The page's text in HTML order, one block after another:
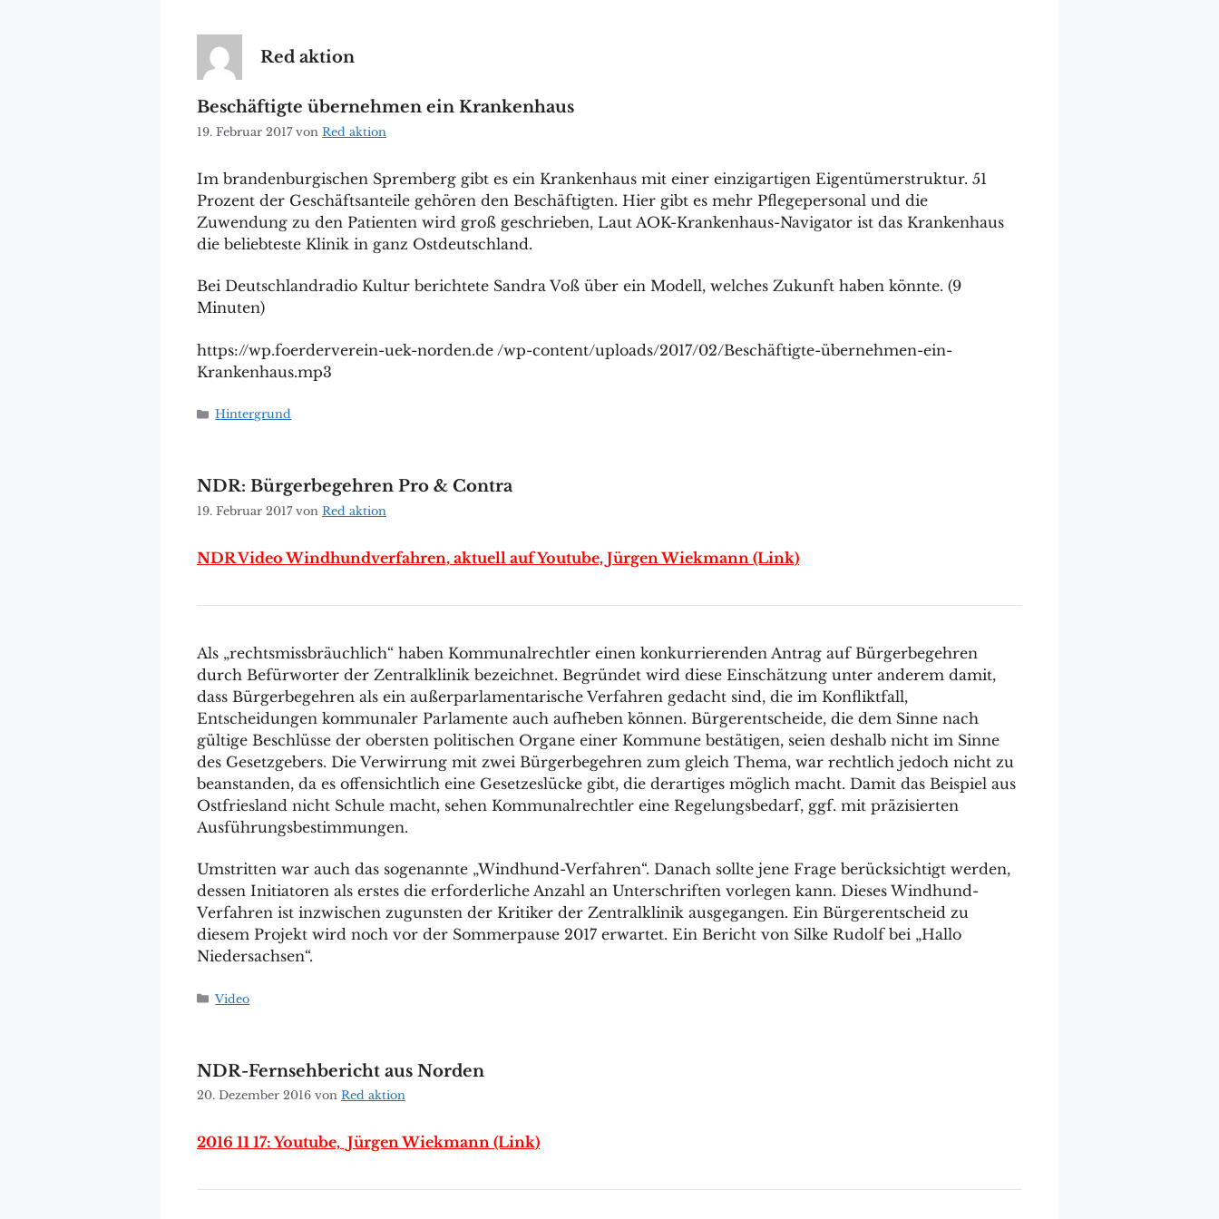
Red aktion
Beschäftigte übernehmen ein Krankenhaus
19. Februar 2017 von Red aktion
Im brandenburgischen Spremberg gibt es ein Krankenhaus mit einer einzigartigen Eigentümerstruktur. 51
Prozent der Geschäftsanteile gehören den Beschäftigten. Hier gibt es mehr Pflegepersonal und die
Zuwendung zu den Patienten wird groß geschrieben, Laut AOK-Krankenhaus-Navigator ist das Krankenhaus
die beliebteste Klinik in ganz Ostdeutschland.
Bei Deutschlandradio Kultur berichtete Sandra Voß über ein Modell, welches Zukunft haben könnte. (9
Minuten)
https://wp.foerderverein-uek-norden.de /wp-content/uploads/2017/02/Beschäftigte-übernehmen-ein-
Krankenhaus.mp3
Kategorien
Hintergrund
NDR: Bürgerbegehren Pro & Contra
19. Februar 2017 von Red aktion
NDR Video Windhundverfahren, aktuell auf Youtube, Jürgen Wiekmann (Link)
Als „rechtsmissbräuchlich“ haben Kommunalrechtler einen konkurrierenden Antrag auf Bürgerbegehren
durch Befürworter der Zentralklinik bezeichnet. Begründet wird diese Einschätzung unter anderem damit,
dass Bürgerbegehren als ein außerparlamentarische Verfahren gedacht sind, die im Konfliktfall,
Entscheidungen kommunaler Parlamente auch aufheben können. Bürgerentscheide, die dem Sinne nach
gültige Beschlüsse der obersten politischen Organe einer Kommune bestätigen, seien deshalb nicht im Sinne
des Gesetzgebers. Die Verwirrung mit zwei Bürgerbegehren zum gleich Thema, war rechtlich jedoch nicht zu
beanstanden, da es offensichtlich eine Gesetzeslücke gibt, die derartiges möglich macht. Damit das Beispiel aus
Ostfriesland nicht Schule macht, sehen Kommunalrechtler eine Regelungsbedarf, ggf. mit präzisierten
Ausführungsbestimmungen.
Umstritten war auch das sogenannte „Windhund-Verfahren“. Danach sollte jene Frage berücksichtigt werden,
dessen Initiatoren als erstes die erforderliche Anzahl an Unterschriften vorlegen kann. Dieses Windhund-
Verfahren ist inzwischen zugunsten der Kritiker der Zentralklinik ausgegangen. Ein Bürgerentscheid zu
diesem Projekt wird noch vor der Sommerpause 2017 erwartet. Ein Bericht von Silke Rudolf bei „Hallo
Niedersachsen“.
Kategorien
Video
NDR-Fernsehbericht aus Norden
20. Dezember 2016 von Red aktion
2016 11 17: Youtube, Jürgen Wiekmann (Link)